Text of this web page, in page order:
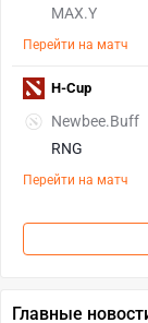
MAX.Y
Перейти на матч
Newbee.Buff
RNG
Перейти на матч
H-Cup
Главные